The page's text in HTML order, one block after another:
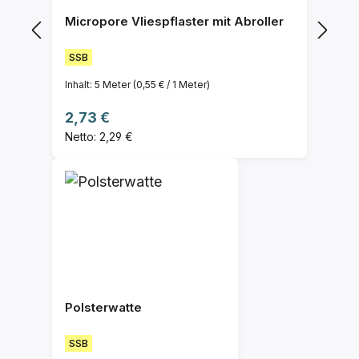
Micropore Vliespflaster mit Abroller
SSB
Inhalt: 5 Meter(0,55 € / 1 Meter)
Regulärer Preis:
2,73 €
Netto: 2,29 €
Polsterwatte
SSB